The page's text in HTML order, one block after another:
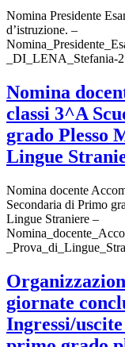
Nomina Presidente
d’istruzione. –
_DI_LENA_Stefania-
Nomina
classi 3^A
grado Plesso
Lingue
Nomina docente
Secondaria di Primo
Lingue Straniere –
giornate
Ingressi/